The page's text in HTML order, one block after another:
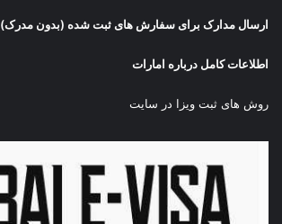
ارسال مدارک برای سفارش های ثبت شده (بدون مدرک)
اطلاعات کامل درباره امارات
روش های ثبت ویزا در سایت